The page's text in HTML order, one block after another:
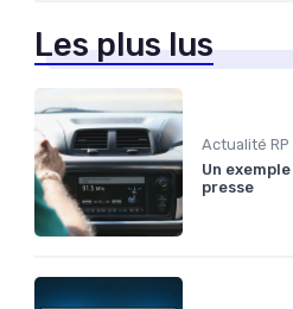
Les plus lus
Actualité RP
Un
presse